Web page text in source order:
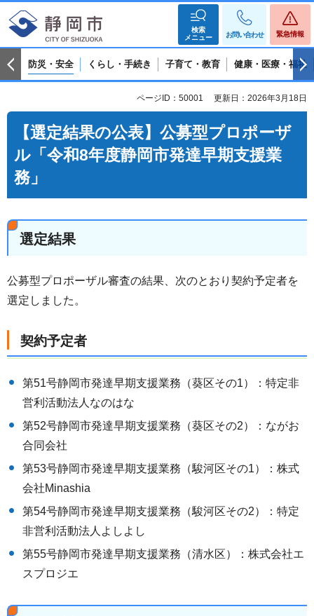
検索
メニュー
お問い合わせ 緊急情報
防災・安全 くらし・手続き 子育て・教育 健康・医療・福祉
ページID：50001 更新日：2026年3月18日
【選定結果の公表】公募型プロポーザ
ル「令和8年度静岡市発達早期支援業
務」
選定結果
公募型プロポーザル審査の結果、次のとおり契約予定者を
選定しました。
契約予定者
第51号静岡市発達早期支援業務（葵区その1）：特定非
営利活動法人なのはな
第52号静岡市発達早期支援業務（葵区その2）：ながお
合同会社
第53号静岡市発達早期支援業務（駿河区その1）：株式
会社Minashia
第54号静岡市発達早期支援業務（駿河区その2）：特定
非営利活動法人よしよし
第55号静岡市発達早期支援業務（清水区）：株式会社エ
スプロジエ